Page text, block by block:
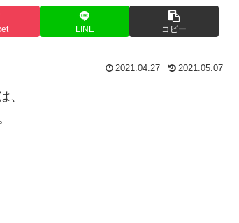
LINE コピー
2021.04.27 2021.05.07
、